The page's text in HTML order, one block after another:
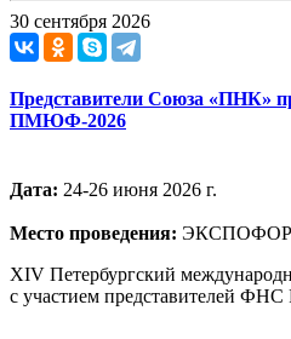
30 сентября 2026
Представители Союза «ПНК»
ПМЮФ-2026
Дата: 24-26 июня 2026 г.
Место проведения:
XIV Петербургский
с участием представителей